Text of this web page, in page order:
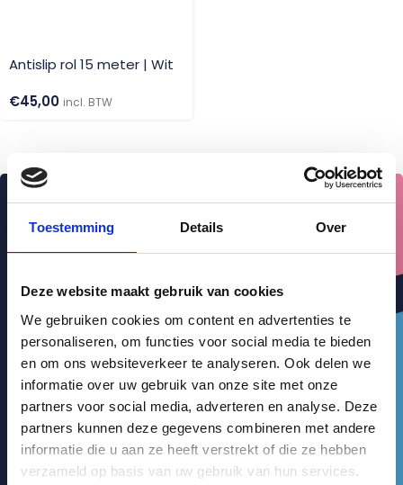
Toestemming Details Over
Deze website maakt gebruik van cookies
We gebruiken cookies om content en advertenties te
personaliseren, om functies voor social media te bieden
en om ons websiteverkeer te analyseren. Ook delen we
informatie over uw gebruik van onze site met onze
partners voor social media, adverteren en analyse. Deze
partners kunnen deze gegevens combineren met andere
informatie die u aan ze heeft verstrekt of die ze hebben
verzameld op basis van uw gebruik van hun services.
Antislip rol 15 meter | Wit
€45,00 incl. BTW